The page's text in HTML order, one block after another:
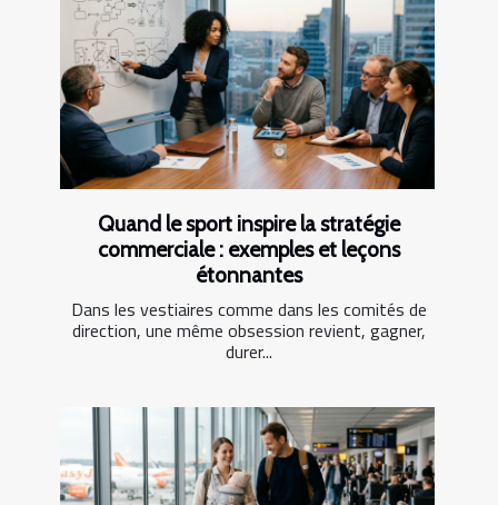
Quand le sport inspire la stratégie
commerciale : exemples et leçons
étonnantes
Dans les vestiaires comme dans les comités de
direction, une même obsession revient, gagner,
durer...